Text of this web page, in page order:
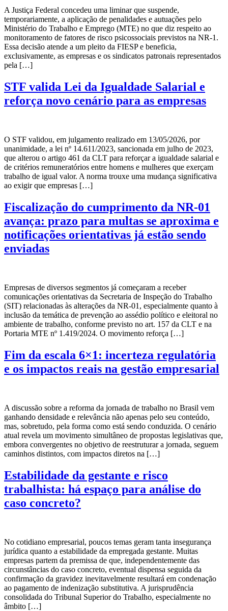
A Justiça Federal concedeu uma liminar que suspende,
temporariamente, a aplicação de penalidades e autuações pelo
Ministério do Trabalho e Emprego (MTE) no que diz respeito ao
monitoramento de fatores de risco psicossociais previstos na NR-1.
Essa decisão atende a um pleito da FIESP e beneficia,
exclusivamente, as empresas e os sindicatos patronais representados
pela […]
STF valida Lei da Igualdade Salarial e
reforça novo cenário para as empresas
O STF validou, em julgamento realizado em 13/05/2026, por
unanimidade, a lei nº 14.611/2023, sancionada em julho de 2023,
que alterou o artigo 461 da CLT para reforçar a igualdade salarial e
de critérios remuneratórios entre homens e mulheres que exerçam
trabalho de igual valor. A norma trouxe uma mudança significativa
ao exigir que empresas […]
Fiscalização do cumprimento da NR-01
avança: prazo para multas se aproxima e
notificações orientativas já estão sendo
enviadas
Empresas de diversos segmentos já começaram a receber
comunicações orientativas da Secretaria de Inspeção do Trabalho
(SIT) relacionadas às alterações da NR-01, especialmente quanto à
inclusão da temática de prevenção ao assédio político e eleitoral no
ambiente de trabalho, conforme previsto no art. 157 da CLT e na
Portaria MTE nº 1.419/2024. O movimento reforça […]
Fim da escala 6×1: incerteza regulatória
e os impactos reais na gestão empresarial
A discussão sobre a reforma da jornada de trabalho no Brasil vem
ganhando densidade e relevância não apenas pelo seu conteúdo,
mas, sobretudo, pela forma como está sendo conduzida. O cenário
atual revela um movimento simultâneo de propostas legislativas que,
embora convergentes no objetivo de reestruturar a jornada, seguem
caminhos distintos, com impactos diretos na […]
Estabilidade da gestante e risco
trabalhista: há espaço para análise do
caso concreto?
No cotidiano empresarial, poucos temas geram tanta insegurança
jurídica quanto a estabilidade da empregada gestante. Muitas
empresas partem da premissa de que, independentemente das
circunstâncias do caso concreto, eventual dispensa seguida da
confirmação da gravidez inevitavelmente resultará em condenação
ao pagamento de indenização substitutiva. A jurisprudência
consolidada do Tribunal Superior do Trabalho, especialmente no
âmbito […]